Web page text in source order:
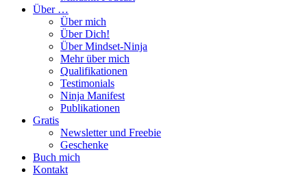
Über …
Über mich
Über Dich!
Über Mindset-Ninja
Mehr über mich
Qualifikationen
Testimonials
Ninja Manifest
Publikationen
Gratis
Newsletter und Freebie
Geschenke
Buch mich
Kontakt